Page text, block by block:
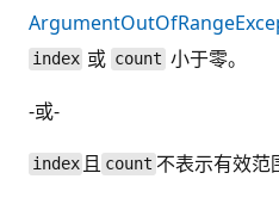
index 或 count 小于零。
-或-
index 且 count 不表示有效范